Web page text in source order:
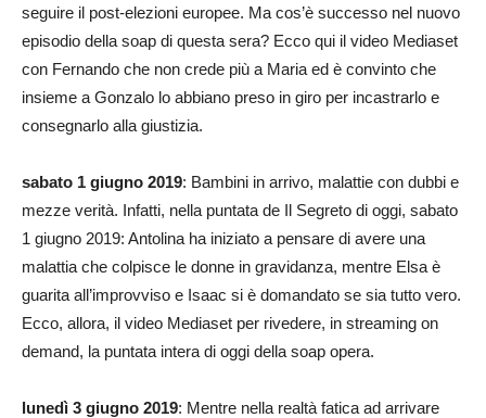
seguire il post-elezioni europee. Ma cos’è successo nel nuovo
episodio della soap di questa sera? Ecco qui il video Mediaset
con Fernando che non crede più a Maria ed è convinto che
insieme a Gonzalo lo abbiano preso in giro per incastrarlo e
consegnarlo alla giustizia.
sabato 1 giugno 2019: Bambini in arrivo, malattie con dubbi e
mezze verità. Infatti, nella puntata de Il Segreto di oggi, sabato
1 giugno 2019: Antolina ha iniziato a pensare di avere una
malattia che colpisce le donne in gravidanza, mentre Elsa è
guarita all’improvviso e Isaac si è domandato se sia tutto vero.
Ecco, allora, il video Mediaset per rivedere, in streaming on
demand, la puntata intera di oggi della soap opera.
lunedì 3 giugno 2019: Mentre nella realtà fatica ad arrivare